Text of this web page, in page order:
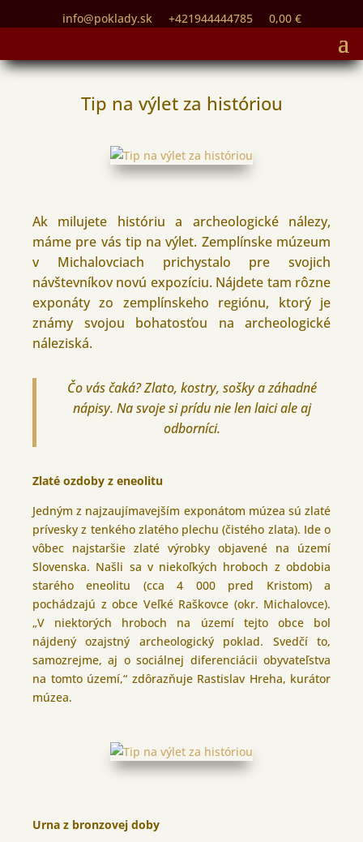
info@poklady.sk +421944444785 0,00 €
Tip na výlet za históriou
Ak milujete históriu a archeologické nálezy,
máme pre vás tip na výlet. Zemplínske múzeum
v Michalovciach prichystalo pre svojich
návštevníkov novú expozíciu. Nájdete tam rôzne
exponáty zo zemplínskeho regiónu, ktorý je
známy svojou bohatosťou na archeologické
náleziská.
Čo vás čaká? Zlato, kostry, sošky a záhadné
nápisy. Na svoje si prídu nie len laici ale aj
odborníci.
Zlaté ozdoby z eneolitu
Jedným z najzaujímavejším exponátom múzea sú zlaté
prívesky z tenkého zlatého plechu (čistého zlata). Ide o
vôbec najstaršie zlaté výrobky objavené na území
Slovenska. Našli sa v niekoľkých hroboch z obdobia
starého eneolitu (cca 4 000 pred Kristom) a
pochádzajú z obce Veľké Raškovce (okr. Michalovce).
„V niektorých hroboch na území tejto obce bol
nájdený ozajstný archeologický poklad. Svedčí to,
samozrejme, aj o sociálnej diferenciácii obyvateľstva
na tomto území,“ zdôrazňuje Rastislav Hreha, kurátor
múzea.
Urna z bronzovej doby